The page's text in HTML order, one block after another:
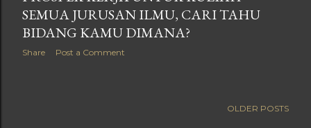
SEMUA JURUSAN ILMU, CARI TAHU
BIDANG KAMU DIMANA?
Share Post a Comment
OLDER POSTS